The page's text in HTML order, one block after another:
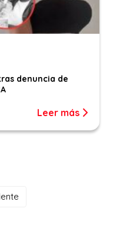
denuncia de
Leer más